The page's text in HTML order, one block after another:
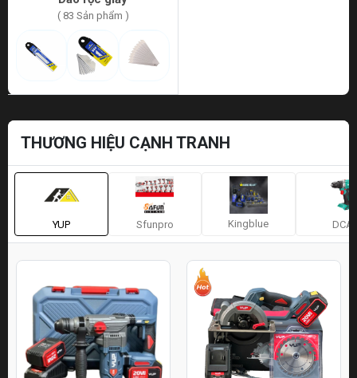
( 83 Sản phẩm )
THƯƠNG HIỆU CẠNH TRANH
YUP Sfunpro Kingblue DCA